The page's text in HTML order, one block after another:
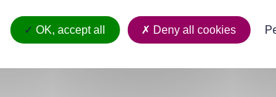
OK, accept all Deny all cookies